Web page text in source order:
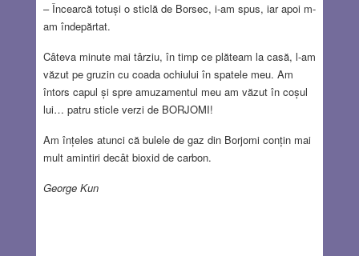
– Încearcă totuși o sticlă de Borsec, i-am spus, iar apoi m-
am îndepărtat.
Câteva minute mai târziu, în timp ce plăteam la casă, l-am
văzut pe gruzin cu coada ochiului în spatele meu. Am
întors capul și spre amuzamentul meu am văzut în coșul
lui… patru sticle verzi de BORJOMI!
Am înțeles atunci că bulele de gaz din Borjomi conțin mai
mult amintiri decât bioxid de carbon.
George Kun